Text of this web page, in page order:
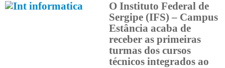
O Instituto Federal de
Sergipe (IFS) – Campus
Estância acaba de
receber as primeiras
turmas dos cursos
técnicos integrados ao